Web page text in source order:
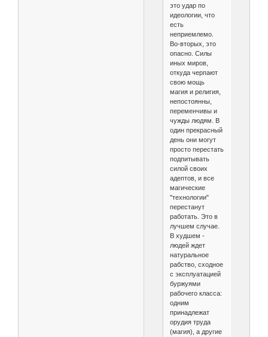
это удар по
идеологии, что
есть
неприемлемо.
Во-вторых, это
опасно. Силы
иных миров,
откуда черпают
свою мощь
магия и религия,
непостоянны,
переменчивы и
чужды людям. В
один прекрасный
день они могут
просто перестать
подпитывать
силой своих
адептов, и все
магические
"технологии"
перестанут
работать. Это в
лучшем случае.
В худшем -
людей ждет
натуральное
рабство, сходное
с эксплуатацией
буржуями
рабочего класса:
одним
принадлежат
орудия труда
(магия), а другие